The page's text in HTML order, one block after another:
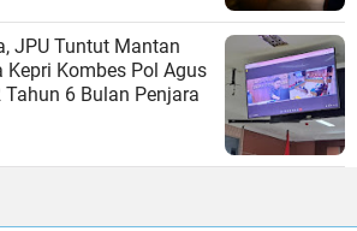
JPU Tuntut Mantan
Kepri Kombes Pol Agus
6 Bulan Penjara